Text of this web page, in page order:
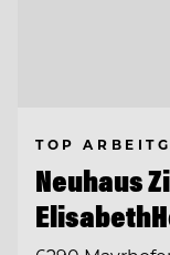
TOP
Neuhaus